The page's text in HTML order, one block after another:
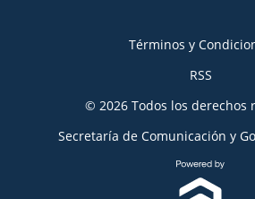
Términos y
RSS
© 2026 Todos los derechos
Secretaría de Comunicación y